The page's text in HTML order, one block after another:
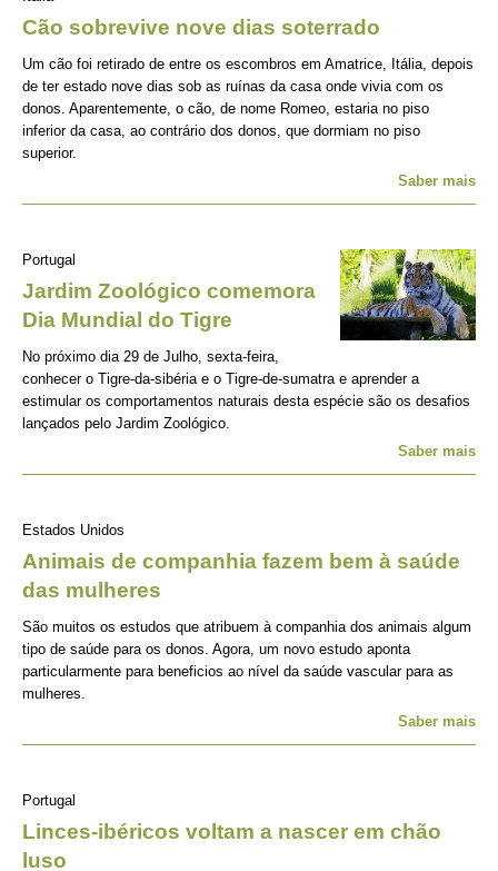
Cão sobrevive nove dias soterrado
Um cão foi retirado de entre os escombros em Amatrice, Itália, depois
de ter estado nove dias sob as ruínas da casa onde vivia com os
donos. Aparentemente, o cão, de nome Romeo, estaria no piso
inferior da casa, ao contrário dos donos, que dormiam no piso
superior.
Saber mais
Portugal
Jardim Zoológico comemora
Dia Mundial do Tigre
No próximo dia 29 de Julho, sexta-feira,
conhecer o Tigre-da-sibéria e o Tigre-de-sumatra e aprender a
estimular os comportamentos naturais desta espécie são os desafios
lançados pelo Jardim Zoológico.
Saber mais
Estados Unidos
Animais de companhia fazem bem à saúde
das mulheres
São muitos os estudos que atribuem à companhia dos animais algum
tipo de saúde para os donos. Agora, um novo estudo aponta
particularmente para beneficios ao nível da saúde vascular para as
mulheres.
Saber mais
Portugal
Linces-ibéricos voltam a nascer em chão
luso